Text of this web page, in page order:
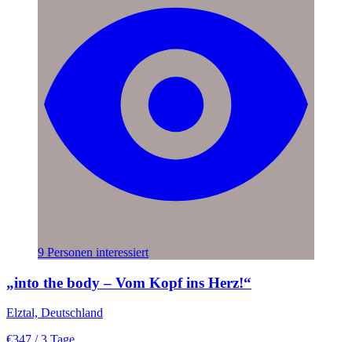
9 Personen interessiert
„into the body – Vom Kopf ins Herz!“
Elztal, Deutschland